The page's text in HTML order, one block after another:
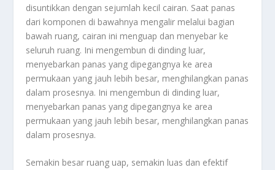
disuntikkan dengan sejumlah kecil cairan. Saat panas
dari komponen di bawahnya mengalir melalui bagian
bawah ruang, cairan ini menguap dan menyebar ke
seluruh ruang. Ini mengembun di dinding luar,
menyebarkan panas yang dipegangnya ke area
permukaan yang jauh lebih besar, menghilangkan panas
dalam prosesnya. Ini mengembun di dinding luar,
menyebarkan panas yang dipegangnya ke area
permukaan yang jauh lebih besar, menghilangkan panas
dalam prosesnya.
Semakin besar ruang uap, semakin luas dan efektif